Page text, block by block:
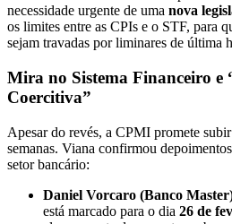
necessidade urgente de uma nova
os limites entre as CPIs e o STF, para
sejam travadas por liminares de última
Mira no Sistema Financeiro e
Coercitiva”
Apesar do revés, a CPMI promete
semanas. Viana confirmou
setor bancário:
Daniel Vorcaro (Banco
está marcado para o dia 26 de